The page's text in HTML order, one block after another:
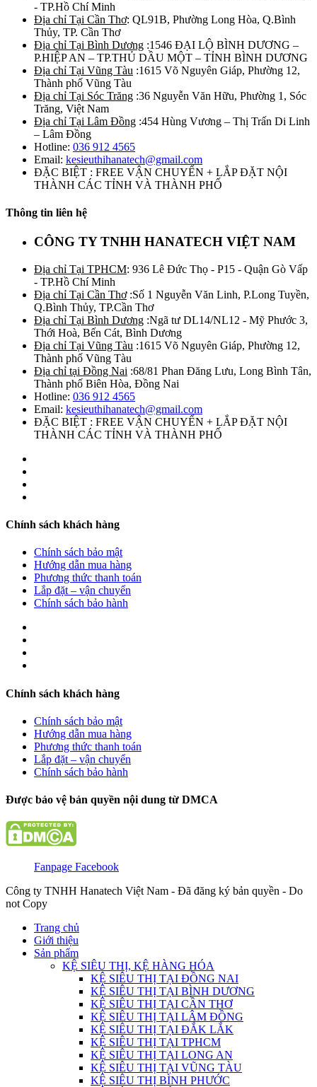
- TP.Hồ Chí Minh
Địa chỉ Tại Cần Thơ: QL91B, Phường Long Hòa, Q.Bình
Thủy, TP. Cần Thơ
Địa chỉ Tại Bình Dương :1546 ĐẠI LỘ BÌNH DƯƠNG –
P.HIỆP AN – TP.THỦ DẦU MỘT – TỈNH BÌNH DƯƠNG
Địa chỉ Tại Vũng Tàu :1615 Võ Nguyên Giáp, Phường 12,
Thành phố Vũng Tàu
Địa chỉ Tại Sóc Trăng :36 Nguyễn Văn Hữu, Phường 1, Sóc
Trăng, Việt Nam
Địa chỉ Tại Lâm Đồng :454 Hùng Vương – Thị Trấn Di Linh
– Lâm Đồng
Hotline: 036 912 4565
Email: kesieuthihanatech@gmail.com
ĐẶC BIỆT : FREE VẬN CHUYỂN + LẮP ĐẶT NỘI
THÀNH CÁC TỈNH VÀ THÀNH PHỐ
Thông tin liên hệ
CÔNG TY TNHH HANATECH VIỆT NAM
Địa chỉ Tại TPHCM: 936 Lê Đức Thọ - P15 - Quận Gò Vấp
- TP.Hồ Chí Minh
Địa chỉ Tại Cần Thơ:Số 1 Nguyễn Văn Linh, P.Long Tuyền,
Q.Bình Thủy, TP.Cần Thơ
Địa chỉ Tại Bình Dương :Ngã tư DL14/NL12 - Mỹ Phước 3,
Thới Hoà, Bến Cát, Bình Dương
Địa chỉ Tại Vũng Tàu :1615 Võ Nguyên Giáp, Phường 12,
Thành phố Vũng Tàu
Địa chỉ tại Đồng Nai :68/81 Phan Đăng Lưu, Long Bình Tân,
Thành phố Biên Hòa, Đồng Nai
Hotline: 036 912 4565
Email: kesieuthihanatech@gmail.com
ĐẶC BIỆT : FREE VẬN CHUYỂN + LẮP ĐẶT NỘI
THÀNH CÁC TỈNH VÀ THÀNH PHỐ
Chính sách khách hàng
Chính sách bảo mật
Hướng dẫn mua hàng
Phương thức thanh toán
Lắp đặt – vận chuyển
Chính sách bảo hành
Chính sách khách hàng
Chính sách bảo mật
Hướng dẫn mua hàng
Phương thức thanh toán
Lắp đặt – vận chuyển
Chính sách bảo hành
Được bảo vệ bản quyền nội dung từ DMCA
Fanpage Facebook
Công ty TNHH Hanatech Việt Nam - Đã đăng ký bản quyền - Do
not Copy
Trang chủ
Giới thiệu
Sản phẩm
KỆ SIÊU THỊ, KỆ HÀNG HÓA
KỆ SIÊU THỊ TẠI ĐỒNG NAI
KỆ SIÊU THỊ TẠI BÌNH DƯƠNG
KỆ SIÊU THỊ TẠI CẦN THƠ
KỆ SIÊU THỊ TẠI LÂM ĐỒNG
KỆ SIÊU THỊ TẠI ĐẮK LẮK
KỆ SIÊU THỊ TẠI TPHCM
KỆ SIÊU THỊ TẠI LONG AN
KỆ SIÊU THỊ TẠI VŨNG TÀU
KỆ SIÊU THỊ BÌNH PHƯỚC